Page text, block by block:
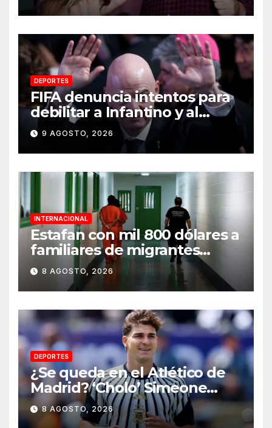
DEPORTES
FIFA denuncia intentos para
debilitar a Infantino y al
propio organismo
9 AGOSTO, 2026
INTERNACIONAL
Estafan con mil 800 dólares a
familiares de migrantes
detenidos en Estados Unidos;
prometen liberarlos
8 AGOSTO, 2026
DEPORTES
¿Se queda en el Atlético de
Madrid? ‘Cholo’ Simeone
responde contundente sobre
el futuro de Julián Álvarez
8 AGOSTO, 2026